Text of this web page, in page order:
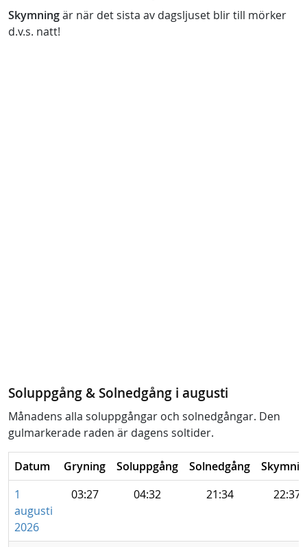
Skymningär när det sista av dagsljuset blir till mörker
d.v.s. natt!
Soluppgång & Solnedgång i augusti
Månadens alla soluppgångar och solnedgångar. Den
gulmarkerade raden är dagens soltider.
Datum Gryning Soluppgång Solnedgång
1
augusti
2026
03:27 04:32 21:34 22:37